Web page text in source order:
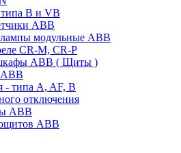
B и VB
ABB
модульные ABB
CR-M, CR-P
ABB ( Щиты )
- типа A, AF, B
отключения
ABB
АВВ